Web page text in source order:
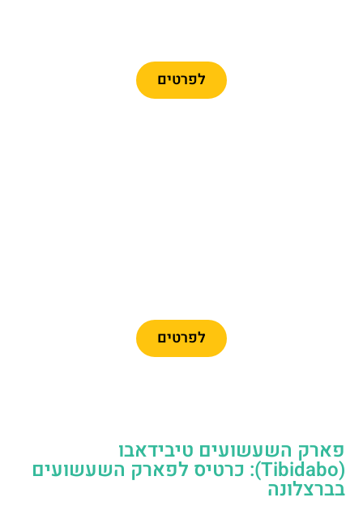
לפרטים
לפרטים
פארק השעשועים טיבידאבו
(Tibidabo): כרטיס לפארק השעשועים
בברצלונה